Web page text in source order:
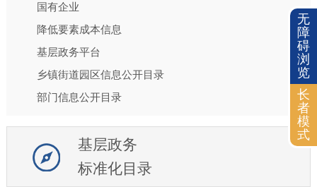
无
障
碍
浏
览
长
者
模
式
国有企业
降低要素成本信息
基层政务平台
乡镇街道园区信息公开目录
部门信息公开目录
基层政务
标准化目录